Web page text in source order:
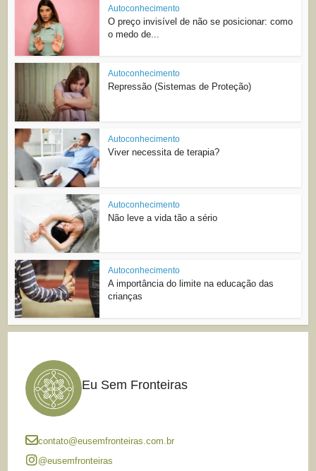
Autoconhecimento
O preço invisível de não se posicionar: como
o medo de...
Autoconhecimento
Repressão (Sistemas de Proteção)
Autoconhecimento
Viver necessita de terapia?
Autoconhecimento
Não leve a vida tão a sério
Autoconhecimento
A importância do limite na educação das
crianças
Eu Sem Fronteiras
contato@eusemfronteiras.com.br
@eusemfronteiras